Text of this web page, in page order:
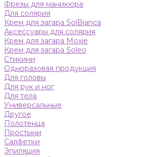
Фрезы для маникюра
Для солярия
Крем для загара SolBianca
Аксессуары для солярия
Крем для загара Moxie
Крем для загара Soleo
Стикини
Одноразовая продукция
Для головы
Для рук и ног
Для тела
Универсальные
Другое
Полотенца
Простыни
Салфетки
Эпиляция